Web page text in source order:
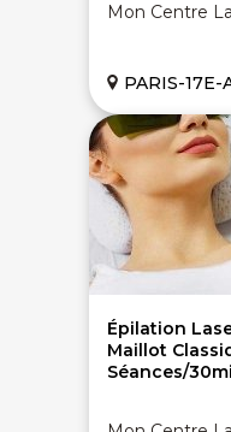
Mon Centre
PARIS-17E-
Épilation
Maillot
Séances/